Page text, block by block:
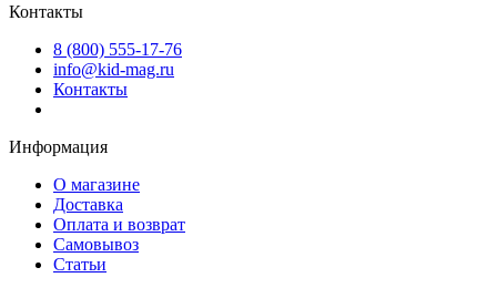
Контакты
8 (800) 555-17-76
info@kid-mag.ru
Контакты
Информация
О магазине
Доставка
Оплата и возврат
Самовывоз
Статьи